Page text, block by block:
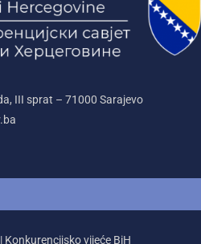
III sprat – 71000‌ Sarajevo
vijeće BiH